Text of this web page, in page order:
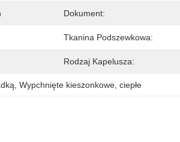
Dokument:
Tkanina Podszewkowa:
Rodzaj Kapelusza:
, Wypchnięte kieszonkowe , ciepłe